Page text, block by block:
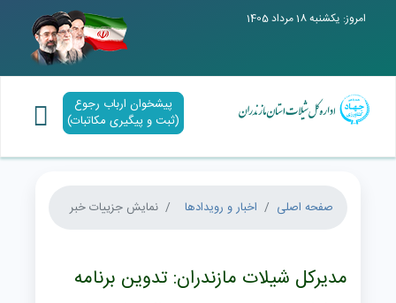
امروز: یکشنبه 18 مرداد 1405
پیشخوان ارباب رجوع
(ثبت و پیگیری مکاتبات)
صفحه اصلی اخبار و رویدادها نمایش جزییات خبر
مدیرکل شیلات مازندران: تدوین برنامه